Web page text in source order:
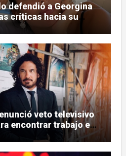
defendió a Georgina
críticas hacia su
veto televisivo
encontrar trabajo en